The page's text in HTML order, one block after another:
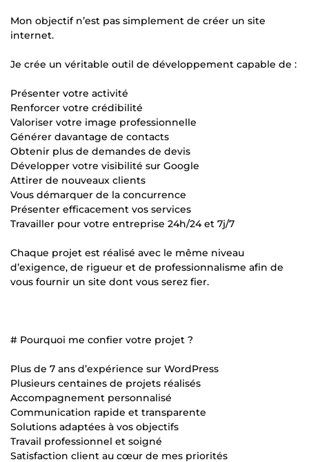
Mon objectif n’est pas simplement de créer un site
internet.
Je crée un véritable outil de développement capable de :
Présenter votre activité
Renforcer votre crédibilité
Valoriser votre image professionnelle
Générer davantage de contacts
Obtenir plus de demandes de devis
Développer votre visibilité sur Google
Attirer de nouveaux clients
Vous démarquer de la concurrence
Présenter efficacement vos services
Travailler pour votre entreprise 24h/24 et 7j/7
Chaque projet est réalisé avec le même niveau
d’exigence, de rigueur et de professionnalisme afin de
vous fournir un site dont vous serez fier.
# Pourquoi me confier votre projet ?
Plus de 7 ans d’expérience sur WordPress
Plusieurs centaines de projets réalisés
Accompagnement personnalisé
Communication rapide et transparente
Solutions adaptées à vos objectifs
Travail professionnel et soigné
Satisfaction client au cœur de mes priorités